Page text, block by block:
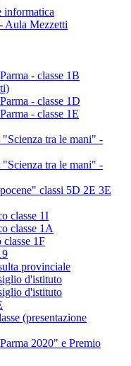
informatica
Aula Mezzetti
- classe 1B
- classe 1D
- classe 1E
tra le mani" -
tra le mani" -
classi 5D 2E 3E
classe 1I
classe 1A
1F
provinciale
d'istituto
d'istituto
(presentazione
2020" e Premio